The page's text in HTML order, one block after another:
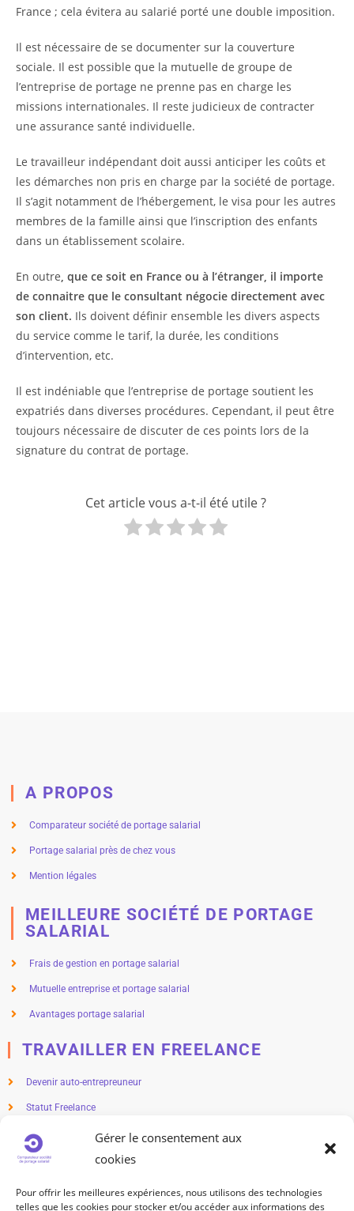
Gérer le consentement aux
cookies
Pour offrir les meilleures expériences, nous utilisons des technologies
telles que les cookies pour stocker et/ou accéder aux informations des
France ; cela évitera au salarié porté une double imposition.
Il est nécessaire de se documenter sur la couverture
sociale. Il est possible que la mutuelle de groupe de
l’entreprise de portage ne prenne pas en charge les
missions internationales. Il reste judicieux de contracter
une assurance santé individuelle.
Le travailleur indépendant doit aussi anticiper les coûts et
les démarches non pris en charge par la société de portage.
Il s’agit notamment de l’hébergement, le visa pour les autres
membres de la famille ainsi que l’inscription des enfants
dans un établissement scolaire.
En outre , que ce soit en France ou à l’étranger, il importe
de connaitre que le consultant négocie directement avec
son client. Ils doivent définir ensemble les divers aspects
du service comme le tarif, la durée, les conditions
d’intervention, etc.
Il est indéniable que l’entreprise de portage soutient les
expatriés dans diverses procédures. Cependant, il peut être
toujours nécessaire de discuter de ces points lors de la
signature du contrat de portage.
Cet article vous a-t-il été utile ?
A PROPOS
Comparateur société de portage salarial
Portage salarial près de chez vous
Mention légales
MEILLEURE SOCIÉTÉ DE PORTAGE
SALARIAL
Frais de gestion en portage salarial
Mutuelle entreprise et portage salarial
Avantages portage salarial
TRAVAILLER EN FREELANCE
Devenir auto-entrepreuneur
Statut Freelance
Métier en freelance
Freelance salaire